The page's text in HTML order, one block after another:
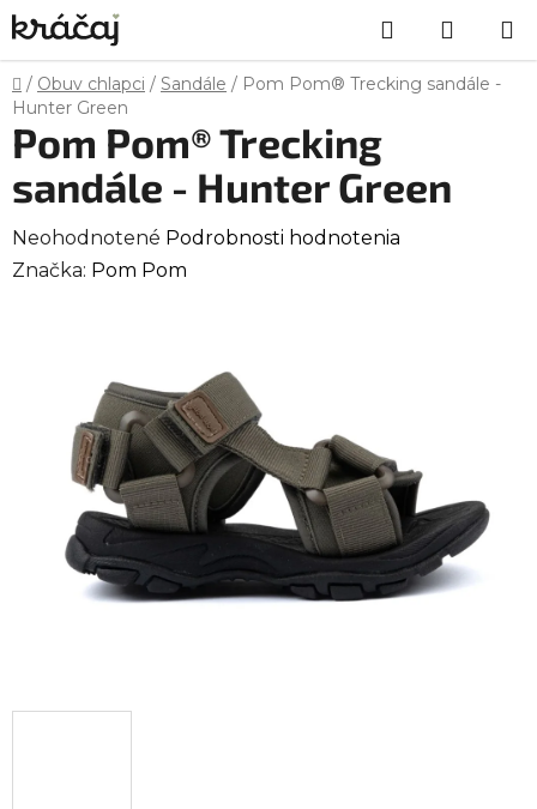
Prejsť
na
obsah
Hľadať
KOŠÍK
Domov
/ Obuv chlapci / Sandále / Pom Pom® Trecking sandále -
Hunter Green
Pom Pom® Trecking
sandále - Hunter Green
Priemerné
hodnotenie
hviezdičiek.
Neohodnotené Podrobnosti hodnotenia
Značka: Pom Pom